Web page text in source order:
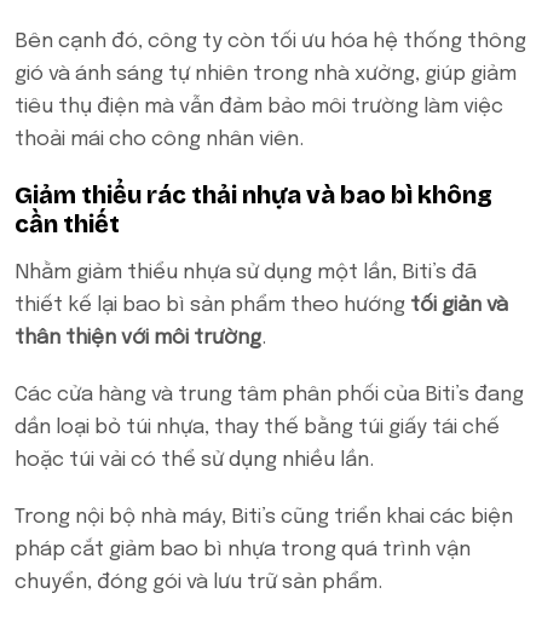
Bên cạnh đó, công ty còn tối ưu hóa hệ thống thông
gió và ánh sáng tự nhiên trong nhà xưởng, giúp giảm
tiêu thụ điện mà vẫn đảm bảo môi trường làm việc
thoải mái cho công nhân viên.
Giảm thiểu rác thải nhựa và bao bì không
cần thiết
Nhằm giảm thiểu nhựa sử dụng một lần, Biti’s đã
thiết kế lại bao bì sản phẩm theo hướng tối giản và
thân thiện với môi trường.
Các cửa hàng và trung tâm phân phối của Biti’s đang
dần loại bỏ túi nhựa, thay thế bằng túi giấy tái chế
hoặc túi vải có thể sử dụng nhiều lần.
Trong nội bộ nhà máy, Biti’s cũng triển khai các biện
pháp cắt giảm bao bì nhựa trong quá trình vận
chuyển, đóng gói và lưu trữ sản phẩm.